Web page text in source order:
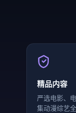
精品内容
严选电影、
集动漫综艺